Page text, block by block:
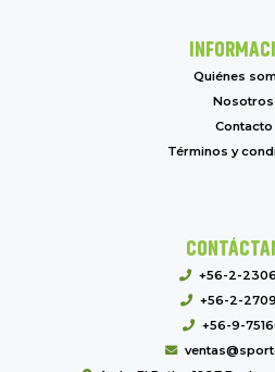
Quiénes
Nosotros
Contacto
Términos y
+56-2-
+56-2-
+56-9-